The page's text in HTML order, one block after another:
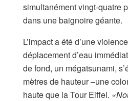
simultanément vingt-quatre
dans une baignoire géante.
L’impact a été d’une
déplacement d’eau
de fond, un mégatsunami,
mètres de hauteur –une
haute que la Tour Eiffel.